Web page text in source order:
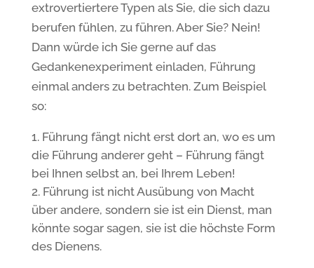
extrovertiertere Typen als Sie, die sich dazu
berufen fühlen, zu führen. Aber Sie? Nein!
Dann würde ich Sie gerne auf das
Gedankenexperiment einladen, Führung
einmal anders zu betrachten. Zum Beispiel
so:
Führung fängt nicht erst dort an, wo es um
die Führung anderer geht – Führung fängt
bei Ihnen selbst an, bei Ihrem Leben!
Führung ist nicht Ausübung von Macht
über andere, sondern sie ist ein Dienst, man
könnte sogar sagen, sie ist die höchste Form
des Dienens.